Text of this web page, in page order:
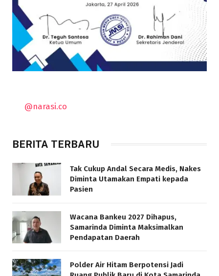
@narasi.co
BERITA TERBARU
Tak Cukup Andal Secara Medis, Nakes
Diminta Utamakan Empati kepada
Pasien
Wacana Bankeu 2027 Dihapus,
Samarinda Diminta Maksimalkan
Pendapatan Daerah
Polder Air Hitam Berpotensi Jadi